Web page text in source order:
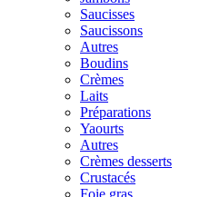
Saucisses
Saucissons
Autres
Boudins
Crèmes
Laits
Préparations
Yaourts
Autres
Crèmes desserts
Crustacés
Foie gras